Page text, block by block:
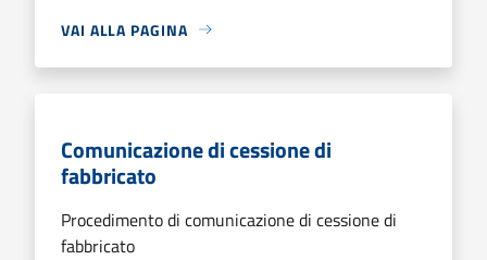
VAI ALLA PAGINA
Comunicazione di cessione di
fabbricato
Procedimento di comunicazione di cessione di
fabbricato